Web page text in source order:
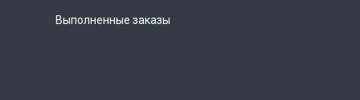
Выполненные заказы